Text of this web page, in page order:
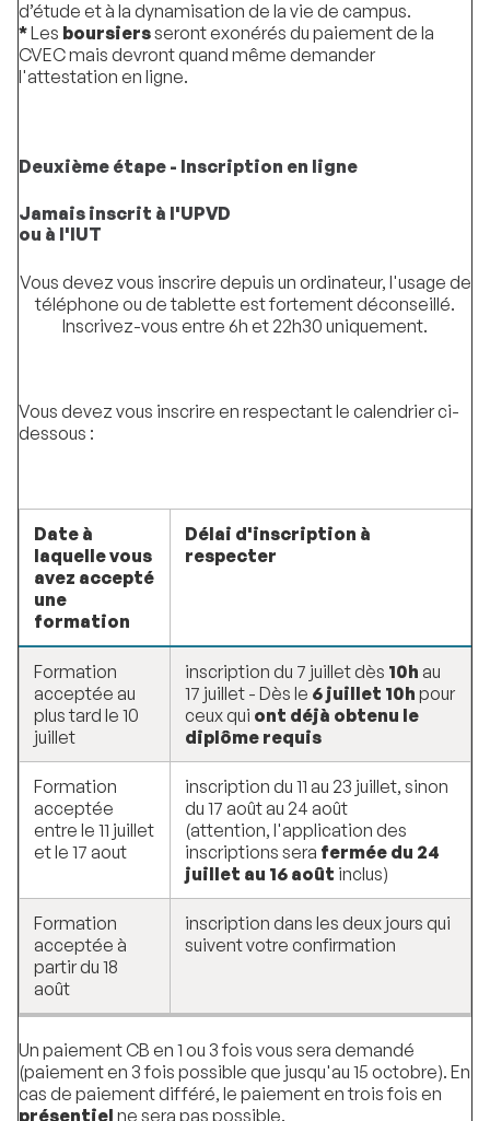
d’étude et à la dynamisation de la vie de campus.
*Les boursiersseront exonérés du paiement de la
CVEC mais devront quand même demander
l'attestation en ligne.
Deuxième étape - Inscription en ligne
Jamais inscrit à l'UPVD
ou à l'IUT
Vous devez vous inscrire depuis un ordinateur, l'usage de
téléphone ou de tablette est fortement déconseillé.
Inscrivez-vous entre 6h et 22h30 uniquement.
Vous devez vous inscrire en respectant le calendrier ci-
dessous :
Date à
laquelle vous
avez accepté
une
formation
Délai d'inscription à
respecter
Formation
acceptée au
plus tard le 10
juillet
inscription du 7 juillet dès 10h au
17 juillet - Dès le 6 juillet 10h pour
ceux qui ont déjà obtenu le
diplôme requis
Formation
acceptée
entre le 11 juillet
et le 17 aout
inscription du 11 au 23 juillet, sinon
du 17 août au 24 août
(attention, l'application des
inscriptions sera fermée du 24
juillet au 16 août inclus)
Formation
acceptée à
partir du 18
août
inscription dans les deux jours qui
suivent votre confirmation
Un paiement CB en 1 ou 3 fois vous sera demandé
(paiement en 3 fois possible que jusqu'au 15 octobre). En
cas de paiement différé, le paiement en trois fois en
présentiel ne sera pas possible.